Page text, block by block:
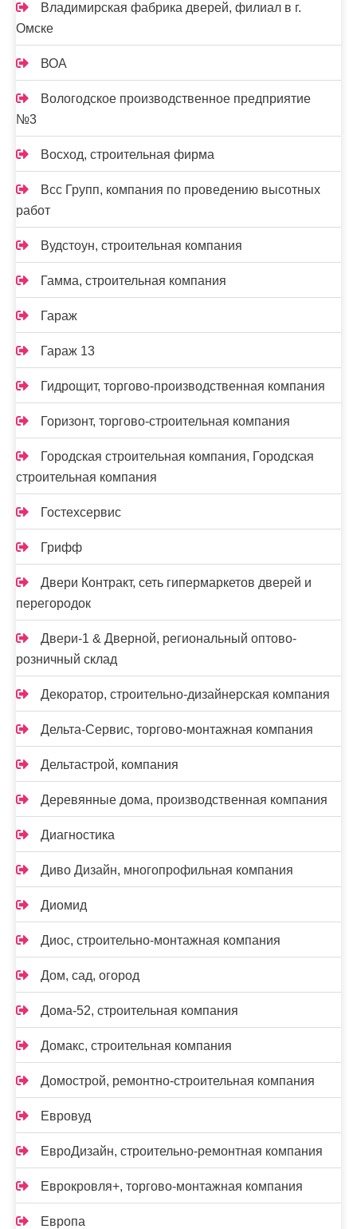
Владимирская фабрика дверей, филиал в г.
Омске
ВОА
Вологодское производственное предприятие
№3
Восход, строительная фирма
Всс Групп, компания по проведению высотных
работ
Вудстоун, строительная компания
Гамма, строительная компания
Гараж
Гараж 13
Гидрощит, торгово-производственная компания
Горизонт, торгово-строительная компания
Городская строительная компания, Городская
строительная компания
Гостехсервис
Грифф
Двери Контракт, сеть гипермаркетов дверей и
перегородок
Двери-1 & Дверной, региональный оптово-
розничный склад
Декоратор, строительно-дизайнерская компания
Дельта-Сервис, торгово-монтажная компания
Дельтастрой, компания
Деревянные дома, производственная компания
Диагностика
Диво Дизайн, многопрофильная компания
Диомид
Диос, строительно-монтажная компания
Дом, сад, огород
Дома-52, строительная компания
Домакс, строительная компания
Домострой, ремонтно-строительная компания
Евровуд
ЕвроДизайн, строительно-ремонтная компания
Еврокровля+, торгово-монтажная компания
Европа